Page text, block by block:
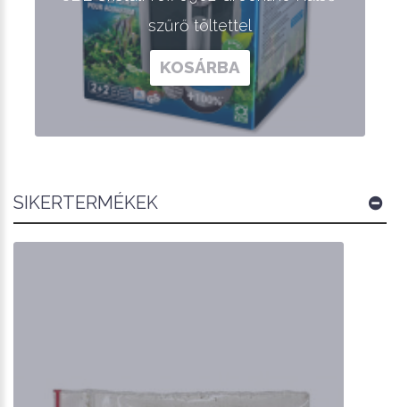
szűrő töltettel
KOSÁRBA
SIKERTERMÉKEK